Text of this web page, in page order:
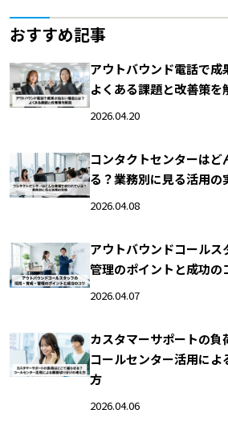
おすすめ記事
アウトバウンド電話で成
よくある課題と改善策を
2026.04.20
コンタクトセンターは
る？業務別に見る活用の
2026.04.08
アウトバウンドコールス
管理のポイントと成功の
2026.04.07
カスタマーサポートの負
コールセンター活用に
方
2026.04.06